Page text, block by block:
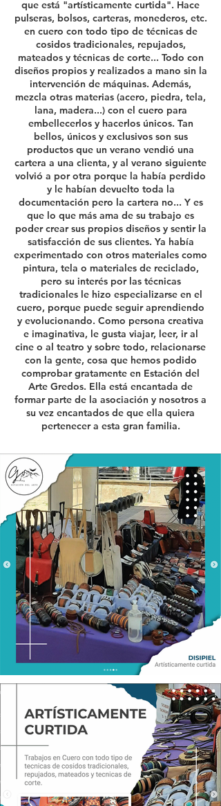
que está "artísticamente curtida". Hace
pulseras, bolsos, carteras, monederos, etc.
en cuero con todo tipo de técnicas de
cosidos tradicionales, repujados,
mateados y técnicas de corte... Todo con
diseños propios y realizados a mano sin la
intervención de máquinas. Además,
mezcla otras materias (acero, piedra, tela,
lana, madera...) con el cuero para
embellecerlos y hacerlos únicos. Tan
bellos, únicos y exclusivos son sus
productos que un verano vendió una
cartera a una clienta, y al verano siguiente
volvió a por otra porque la había perdido
y le habían devuelto toda la
documentación pero la cartera no... Y es
que lo que más ama de su trabajo es
poder crear sus propios diseños y sentir la
satisfacción de sus clientes. Ya había
experimentado con otros materiales como
pintura, tela o materiales de reciclado,
pero su interés por las técnicas
tradicionales le hizo especializarse en el
cuero, porque puede seguir aprendiendo
y evolucionando. Como persona creativa
e imaginativa, le gusta viajar, leer, ir al
cine o al teatro y sobre todo, relacionarse
con la gente, cosa que hemos podido
comprobar gratamente en Estación del
Arte Gredos. Ella está encantada de
formar parte de la asociación y nosotros a
su vez encantados de que ella quiera
pertenecer a esta gran familia.